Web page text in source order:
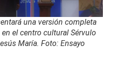
una versión completa
el centro cultural Sérvulo
María. Foto: Ensayo